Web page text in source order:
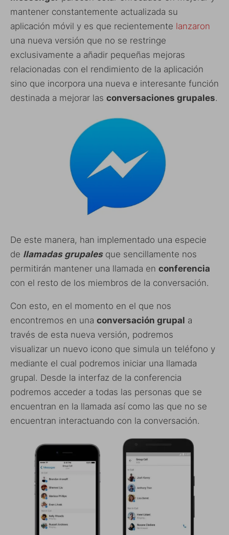
mantener constantemente actualizada su
aplicación móvil y es que recientemente lanzaron
una nueva versión que no se restringe
exclusivamente a añadir pequeñas mejoras
relacionadas con el rendimiento de la aplicación
sino que incorpora una nueva e interesante función
destinada a mejorar las conversaciones grupales.
De este manera, han implementado una especie
de llamadas grupalesque sencillamente nos
permitirán mantener una llamada en conferencia
con el resto de los miembros de la conversación.
Con esto, en el momento en el que nos
encontremos en una conversación grupal a
través de esta nueva versión, podremos
visualizar un nuevo icono que simula un teléfono y
mediante el cual podremos iniciar una llamada
grupal. Desde la interfaz de la conferencia
podremos acceder a todas las personas que se
encuentran en la llamada así como las que no se
encuentran interactuando con la conversación.